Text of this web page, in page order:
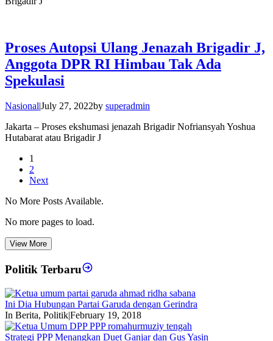
Proses Autopsi Ulang Jenazah Brigadir J,
Anggota DPR RI Himbau Tak Ada
Spekulasi
NasionalJuly 27, 2022by superadmin
Jakarta – Proses ekshumasi jenazah Brigadir Nofriansyah Yoshua
Hutabarat atau Brigadir J
1
2
Next
No More Posts Available.
No more pages to load.
View More
Politik Terbaru
Ini Dia Hubungan Partai Garuda dengan Gerindra
In Berita, Politik|February 19, 2018
Strategi PPP Menangkan Duet Ganjar dan Gus Yasin